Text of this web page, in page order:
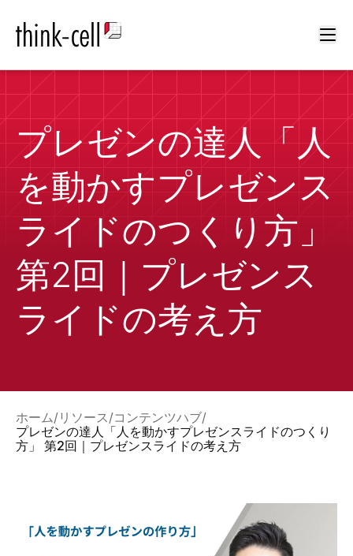
プレゼンの達人「人
を動かすプレゼンス
ライドのつくり方」
第2回｜プレゼンス
ライドの考え方
ホーム リソース コンテンツハブ
プレゼンの達人「人を動かすプレゼンスライドのつくり
方」 第2回｜プレゼンスライドの考え方